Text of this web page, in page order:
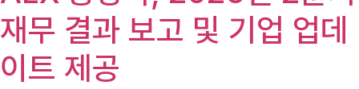
재무 결과 보고 및 기업 업데
이트 제공